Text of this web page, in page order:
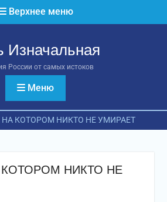
Верхнее меню
Изначальная
России от самых истоков
Меню
НА КОТОРОМ НИКТО НЕ УМИРАЕТ
НИКТО НЕ